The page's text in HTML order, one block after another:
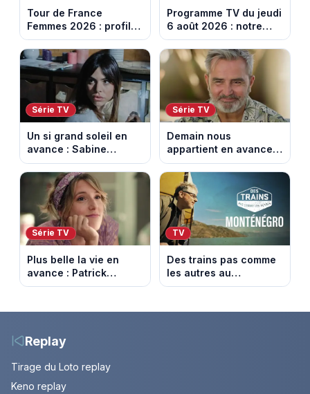
Tour de France
Femmes 2026 : profil
et horaires de la 6e
étape entre
Montbrison et
Tournon-sur-Rhône
Programme TV du jeudi
6 août 2026 : notre
sélection pour votre
soirée télé
Série TV
Un si grand soleil en
avance : Sabine
menacée par Céleste.
Episode du 7 août
2026 (spoiler).
Série TV
Demain nous
appartient en avance:
Alex révèle son lourd
secret. Episode du 7
août 2026.
Série TV
Plus belle la vie en
avance : Patrick
victime d’un malaise.
2026 (spoiler)
TV
Des trains pas comme
les autres au
Monténégro : Philippe
l’Adriatique
Replay
Tirage du Loto replay
Keno replay